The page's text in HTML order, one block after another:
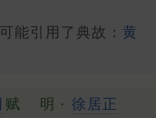
能引用了典故： 黄
赋 明 · 徐居正